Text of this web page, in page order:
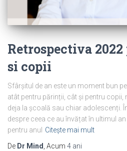
Retrospectiva
si copii
Sfârșitul de an este un moment bun
atât pentru părinții, cât și pentru
deja la școală sau chiar adolescenți.
despre ceea ce au învățat în ultimul
pentru anul
Citește mai mult
De Dr Mind, Acum 4 ani